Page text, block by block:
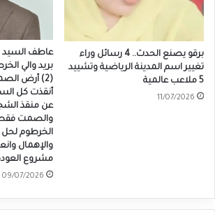
برقو يصنع الحدث.. 4 رسائل وراء
تغيير اسم المدينة الرياضية وتشييد
5 ملاعب عالمية
11/07/2026
عاطف السيد
بريد والي
(2) أرض
أنقذت كل
عن منقذ
والصمت
الخرطوم
والإهمال
مشروع
09/07/2026